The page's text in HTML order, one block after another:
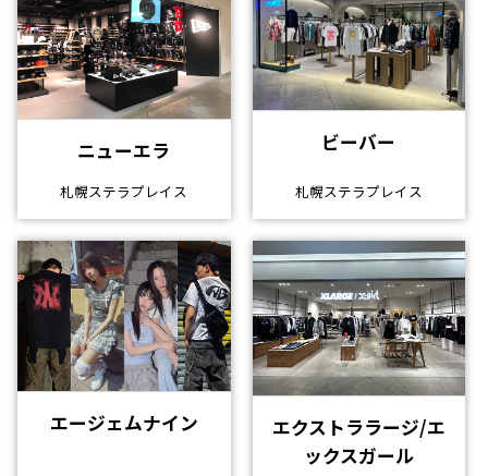
ニューエラ
札幌ステラプレイス
ビーバー
札幌ステラプレイス
エージェムナイン
エクストララージ/エ
ックスガール